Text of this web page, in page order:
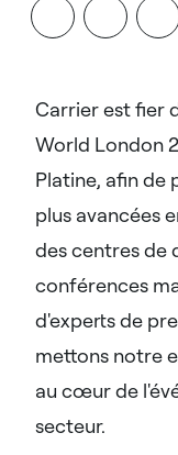
Carrier est fier
World London
Platine, afin de
plus avancées
des centres de
conférences
d'experts de
mettons notre
au cœur de
secteur.